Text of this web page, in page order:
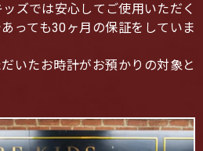
ズでは安心してご使用いただく
っても30ヶ月の保証をしていま
いたお時計がお預かりの対象と